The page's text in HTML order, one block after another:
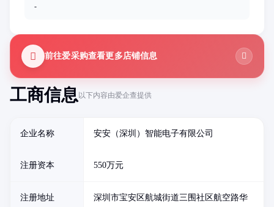
工商信息以下内容由爱企查提供
企业名称 安安（深圳）智能电子有限公司
注册资本 550万元
注册地址
深圳市宝安区航城街道三围社区航空路华
-
前往爱采购查看更多店铺信息